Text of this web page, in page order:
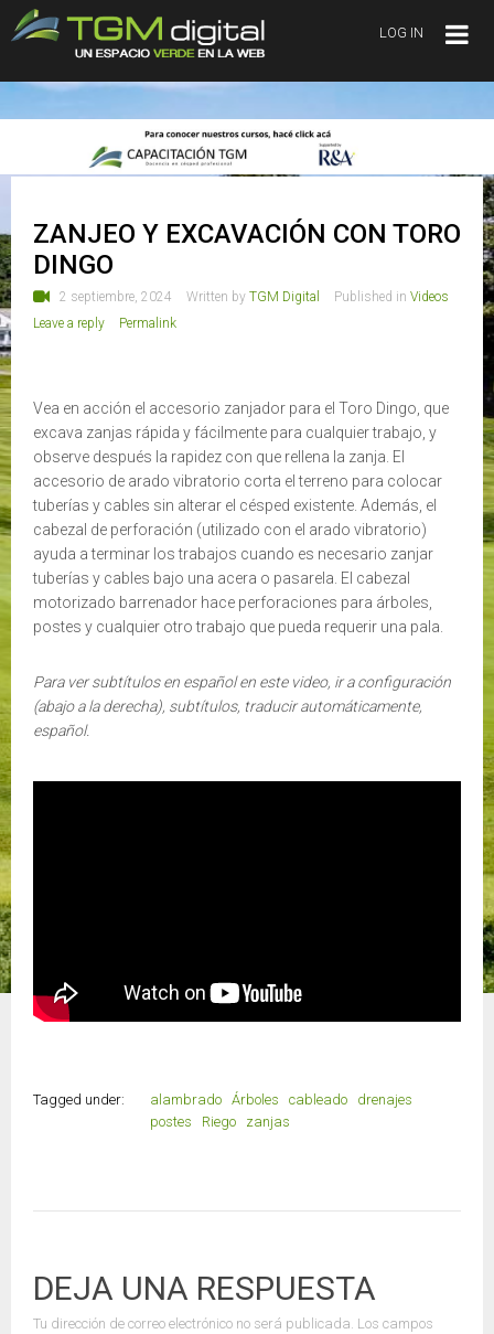
LOG IN
ZANJEO Y EXCAVACIÓN CON TORO
DINGO
2 septiembre, 2024 Written by TGM Digital Published in Videos
Leave a reply
Permalink
Vea en acción el accesorio zanjador para el Toro Dingo, que
excava zanjas rápida y fácilmente para cualquier trabajo, y
observe después la rapidez con que rellena la zanja. El
accesorio de arado vibratorio corta el terreno para colocar
tuberías y cables sin alterar el césped existente. Además, el
cabezal de perforación (utilizado con el arado vibratorio)
ayuda a terminar los trabajos cuando es necesario zanjar
tuberías y cables bajo una acera o pasarela. El cabezal
motorizado barrenador hace perforaciones para árboles,
postes y cualquier otro trabajo que pueda requerir una pala.
Para ver subtítulos en español en este video, ir a configuración
(abajo a la derecha), subtítulos, traducir automáticamente,
español.
Tagged under: alambrado Árboles cableado
drenajes
postes
Riego zanjas
DEJA UNA RESPUESTA
Tu dirección de correo electrónico no será publicada. Los campos